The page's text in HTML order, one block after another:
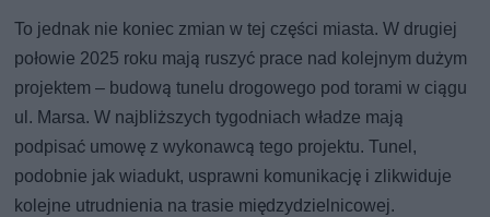
To jednak nie koniec zmian w tej części miasta. W drugiej
połowie 2025 roku mają ruszyć prace nad kolejnym dużym
projektem – budową tunelu drogowego pod torami w ciągu
ul. Marsa. W najbliższych tygodniach władze mają
podpisać umowę z wykonawcą tego projektu. Tunel,
podobnie jak wiadukt, usprawni komunikację i zlikwiduje
kolejne utrudnienia na trasie międzydzielnicowej.